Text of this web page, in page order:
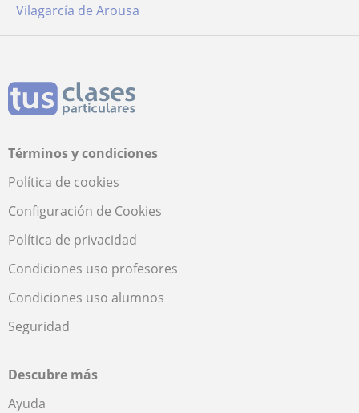
Vilagarcía de Arousa
Términos y condiciones
Política de cookies
Configuración de Cookies
Política de privacidad
Condiciones uso profesores
Condiciones uso alumnos
Seguridad
Descubre más
Ayuda